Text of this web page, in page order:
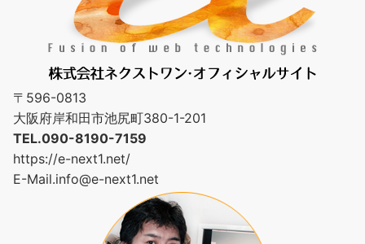
〒596-0813
大阪府岸和田市池尻町380-1-201
TEL.090-8190-7159
https://e-next1.net/
E-Mail.info@e-next1.net